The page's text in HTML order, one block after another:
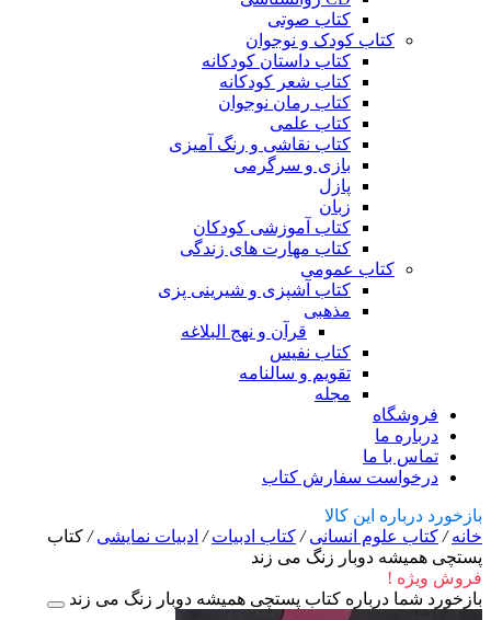
کتاب صوتی
کتاب کودک و نوجوان
کتاب داستان کودکانه
کتاب شعر کودکانه
کتاب رمان نوجوان
کتاب علمی
کتاب نقاشی و رنگ آمیزی
بازی و سرگرمی
پازل
زبان
کتاب آموزشی کودکان
کتاب مهارت های زندگی
کتاب عمومی
کتاب آشپزی و شیرینی پزی
مذهبی
قرآن و نهج البلاغه
کتاب نفیس
تقویم و سالنامه
مجله
فروشگاه
درباره ما
تماس با ما
درخواست سفارش کتاب
بازخورد درباره این کالا
خانه/ کتاب علوم انسانی/ کتاب ادبیات/ ادبیات نمایشی/ کتاب
پستچی همیشه دوبار زنگ می زند
فروش ویژه !
بازخورد شما درباره کتاب پستچی همیشه دوبار زنگ می زند